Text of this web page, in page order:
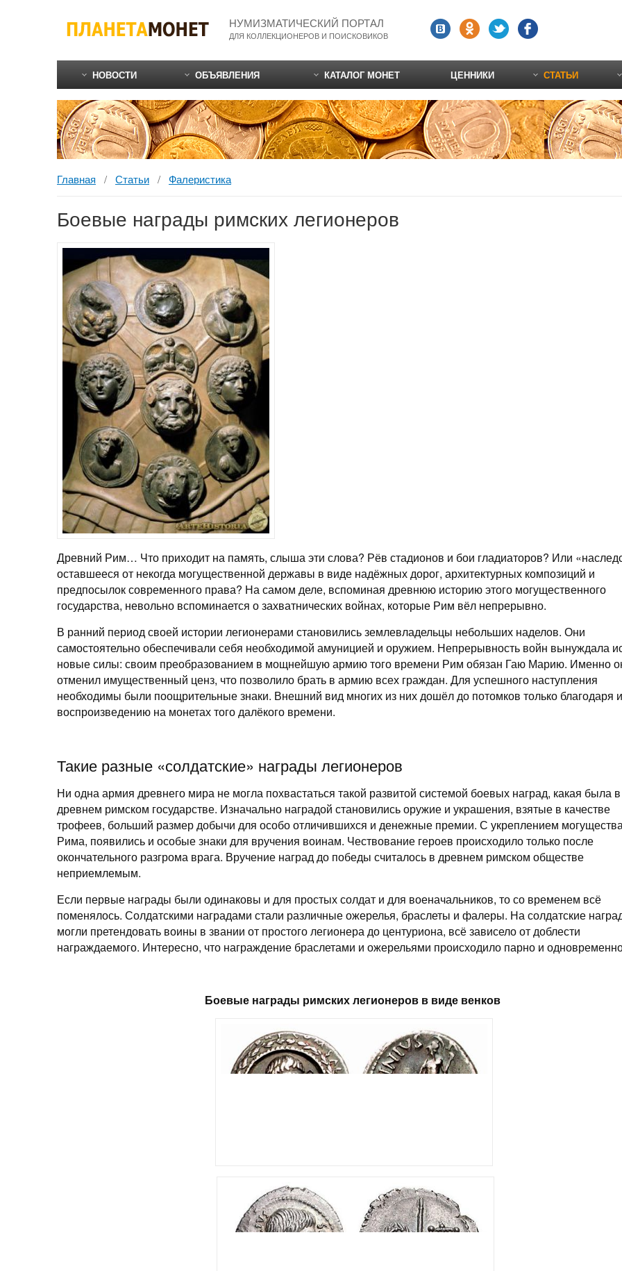
НУМИЗМАТИЧЕСКИЙ ПОРТАЛ
ДЛЯ КОЛЛЕКЦИОНЕРОВ И ПОИСКОВИКОВ
НОВОСТИ ОБЪЯВЛЕНИЯ КАТАЛОГ МОНЕТ ЦЕННИКИ СТАТЬИ
Статьи Фалеристика
Боевые награды римских легионеров
Древний Рим… Что приходит на память, слыша эти слова? Рёв стадионов и бои гладиаторов? Или
оставшееся от некогда могущественной державы в виде надёжных дорог, архитектурных композиций и
предпосылок современного права? На самом деле, вспоминая древнюю историю этого могущественного
государства, невольно вспоминается о захватнических войнах, которые Рим вёл непрерывно.
В ранний период своей истории легионерами становились землевладельцы небольших наделов. Они
самостоятельно обеспечивали себя необходимой амуницией и оружием. Непрерывность войн вынуждала
новые силы: своим преобразованием в мощнейшую армию того времени Рим обязан Гаю Марию. Именно
отменил имущественный ценз, что позволило брать в армию всех граждан. Для успешного наступления
необходимы были поощрительные знаки. Внешний вид многих из них дошёл до потомков только благодаря
воспроизведению на монетах того далёкого времени.
Такие разные «солдатские» награды легионеров
Ни одна армия древнего мира не могла похвастаться такой развитой системой боевых наград, какая была в
древнем римском государстве. Изначально наградой становились оружие и украшения, взятые в качестве
трофеев, больший размер добычи для особо отличившихся и денежные премии. С укреплением
Рима, появились и особые знаки для вручения воинам. Чествование героев происходило только после
окончательного разгрома врага. Вручение наград до победы считалось в древнем римском обществе
неприемлемым.
Если первые награды были одинаковы и для простых солдат и для военачальников, то со временем всё
поменялось. Солдатскими наградами стали различные ожерелья, браслеты и фалеры. На солдатские
могли претендовать воины в звании от простого легионера до центуриона, всё зависело от доблести
награждаемого. Интересно, что награждение браслетами и ожерельями происходило парно и
Боевые награды римских легионеров в виде венков